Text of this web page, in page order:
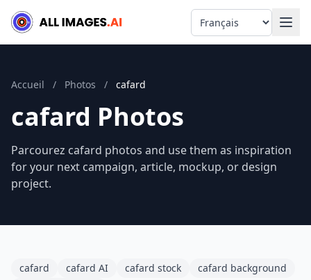
Language
Accueil / Photos / cafard
cafard Photos
Parcourez cafard photos and use them as inspiration
for your next campaign, article, mockup, or design
project.
cafard cafard AI cafard stock
cafard background